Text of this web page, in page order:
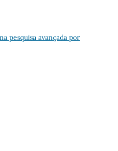
pesquisa avançada por